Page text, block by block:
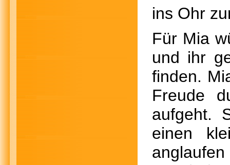
ins Ohr
Für Mia
und ihr
finden.
Freude
aufgeht.
einen